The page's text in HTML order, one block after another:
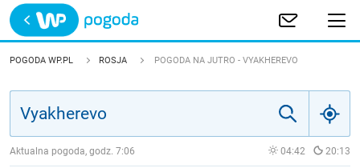
Trwa ładowanie
POLSKA
POGODA WP.PL ROSJA POGODA NA JUTRO - VYAKHEREVO
Aktualna pogoda, godz. 7:06 04:42 20:13